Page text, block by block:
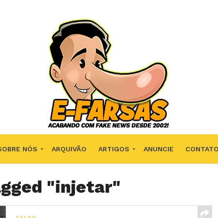
NÓS ARQUIVÃO ARTIGOS ANUNCIE CONTATO
"injetar"